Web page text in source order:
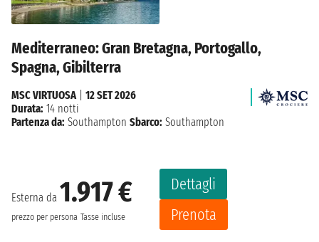
Mediterraneo: Gran Bretagna, Portogallo,
Spagna, Gibilterra
Esterna da 1.917 €
prezzo per persona Tasse incluse
Dettagli
Prenota
MSC VIRTUOSA| 12 SET 2026
Durata: 14 notti
Partenza da: Southampton Sbarco: Southampton